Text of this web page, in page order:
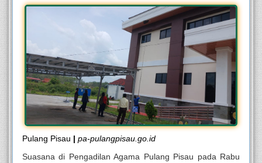
Pulang Pisau | pa-pulangpisau.go.id
Suasana di Pengadilan Agama Pulang Pisau pada Rabu